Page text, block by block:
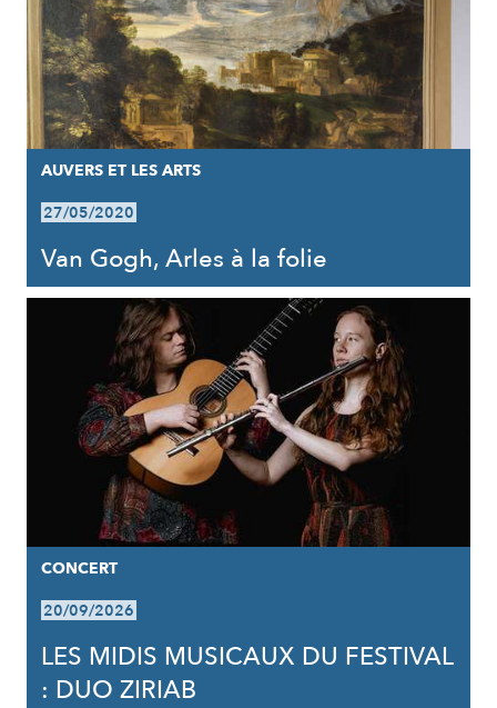
AUVERS ET LES ARTS
27/05/2020
Van Gogh, Arles à la folie
CONCERT
20/09/2026
LES MIDIS MUSICAUX DU FESTIVAL
: DUO ZIRIAB